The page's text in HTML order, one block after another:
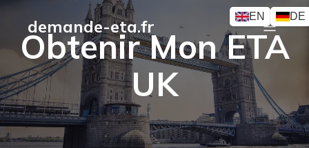
demande-eta.fr
Obtenir Mon ETA
UK
EN DE